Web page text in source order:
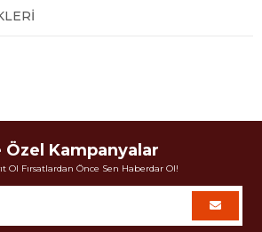
Özel Kampanyalar
Ol Fırsatlardan Önce Sen Haberdar Ol!